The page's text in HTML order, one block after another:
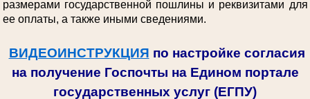
размерами государственной пошлины и реквизитами для
ее оплаты, а также иными сведениями.
ВИДЕОИНСТРУКЦИЯ по настройке согласия
на получение Госпочты на Едином портале
государственных услуг (ЕГПУ)